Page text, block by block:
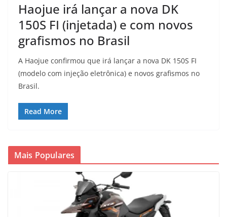
Haojue irá lançar a nova DK
150S FI (injetada) e com novos
grafismos no Brasil
A Haojue confirmou que irá lançar a nova DK 150S FI
(modelo com injeção eletrônica) e novos grafismos no
Brasil.
Read More
Mais Populares